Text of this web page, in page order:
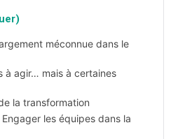
méconnue dans le
à agir… mais à certaines
la transformation
les équipes dans la